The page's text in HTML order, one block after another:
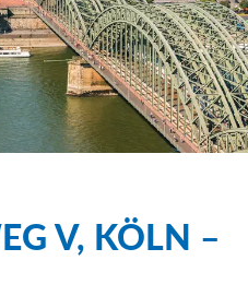
V, KÖLN –